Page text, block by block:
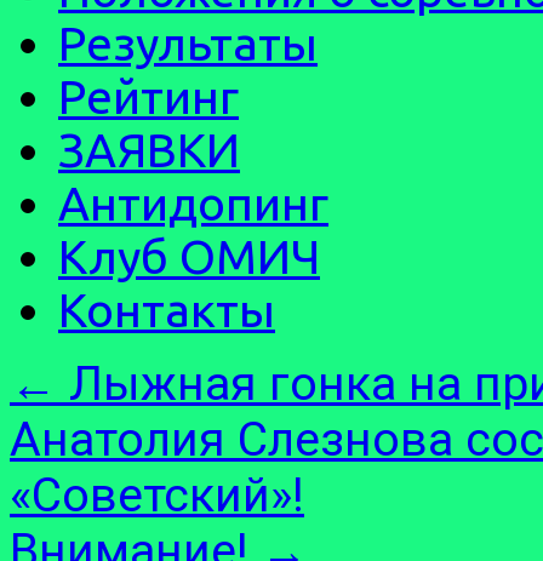
Результаты
Рейтинг
ЗАЯВКИ
Антидопинг
Клуб ОМИЧ
Контакты
← Лыжная гонка на
Анатолия Слезнова
«Советский»!